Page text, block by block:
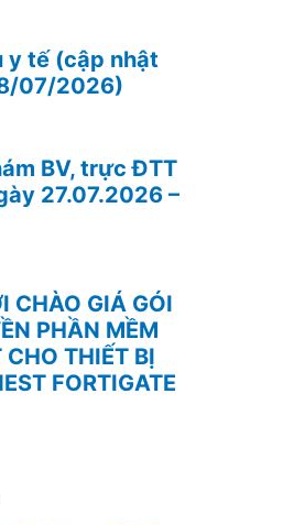
y tế (cập nhật
07/2026)
BV, trực ĐTT
27.07.2026 –
CHÀO GIÁ GÓI
PHẦN MỀM
CHO THIẾT BỊ
FORTIGATE